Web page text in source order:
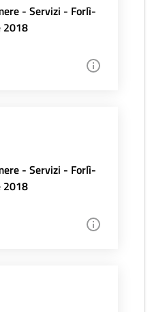
- Servizi - Forlì-
2018
- Servizi - Forlì-
2018